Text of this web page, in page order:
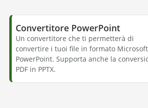
Convertitore PowerPoint
Un convertitore che ti permetterà di
convertire i tuoi file in formato Microsoft
PowerPoint. Supporta anche la
PDF in PPTX.